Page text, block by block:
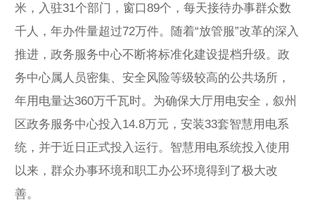
米，入驻31个部门，窗口89个，每天接待办事群众数
千人，年办件量超过72万件。随着“放管服”改革的深入
推进，政务服务中心不断将标准化建设提档升级。政
务中心属人员密集、安全风险等级较高的公共场所，
年用电量达360万千瓦时。为确保大厅用电安全，叙州
区政务服务中心投入14.8万元，安装33套智慧用电系
统，并于近日正式投入运行。智慧用电系统投入使用
以来，群众办事环境和职工办公环境得到了极大改
善。